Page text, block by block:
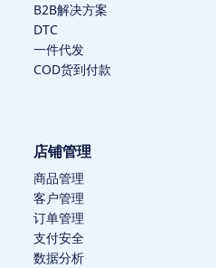
B2B解决方案
DTC
一件代发
COD货到付款
店铺管理
商品管理
客户管理
订单管理
支付安全
数据分析